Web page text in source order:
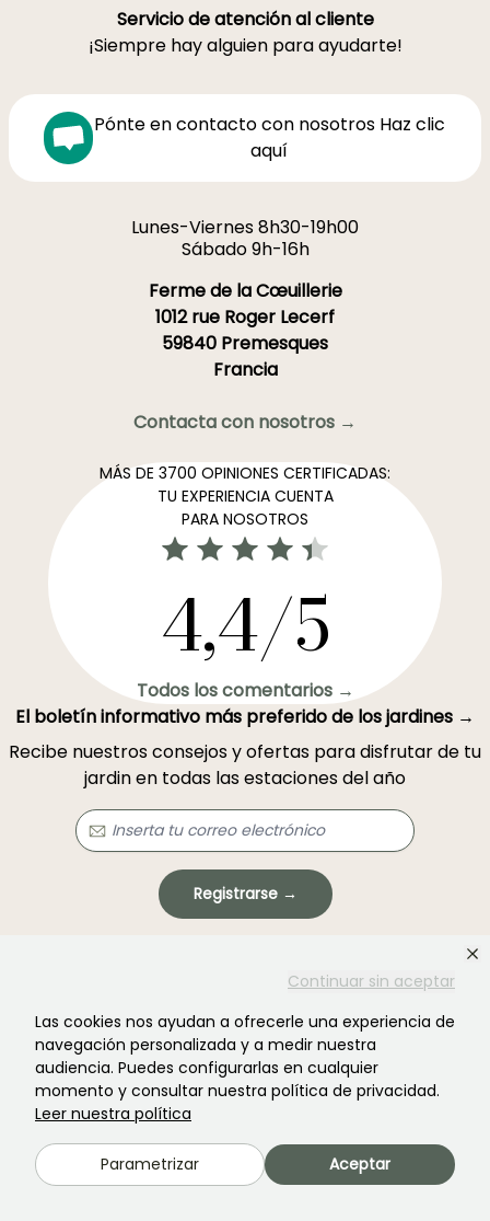
Continuar sin aceptar
Las cookies nos ayudan a ofrecerle una experiencia de
navegación personalizada y a medir nuestra
audiencia. Puedes configurarlas en cualquier
momento y consultar nuestra política de privacidad.
Leer nuestra política
Parametrizar Aceptar
Servicio de atención al cliente
¡Siempre hay alguien para ayudarte!
Pónte en contacto con nosotros Haz clic
aquí
Lunes-Viernes 8h30-19h00
Sábado 9h-16h
Ferme de la Cœuillerie
1012 rue Roger Lecerf
59840 Premesques
Francia
Contacta con nosotros →
MÁS DE 3700 OPINIONES CERTIFICADAS:
TU EXPERIENCIA CUENTA
PARA NOSOTROS
4,4/5
Todos los comentarios →
El boletín informativo más preferido de los jardines →
Recibe nuestros consejos y ofertas para disfrutar de tu
jardin en todas las estaciones del año
Registrarse →
términos de servicio
¿No encontraste lo que buscabas?